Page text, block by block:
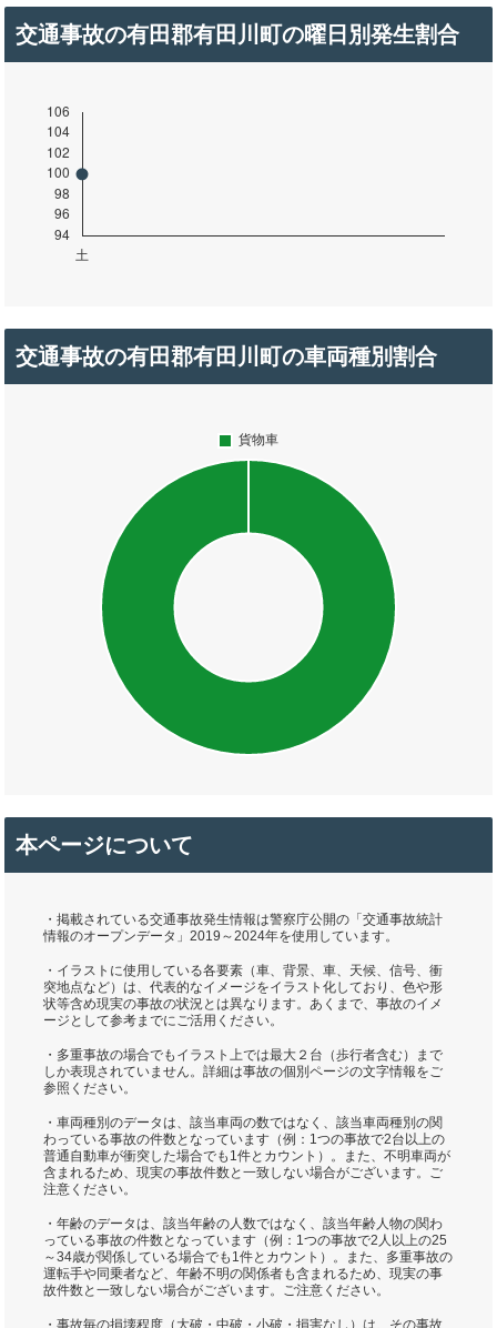
交通事故の有田郡有田川町の曜日別発生割合
交通事故の有田郡有田川町の車両種別割合
本ページについて
・掲載されている交通事故発生情報は警察庁公開の「交通事故統計
情報のオープンデータ」2019～2024年を使用しています。
・イラストに使用している各要素（車、背景、車、天候、信号、衝
突地点など）は、代表的なイメージをイラスト化しており、色や形
状等含め現実の事故の状況とは異なります。あくまで、事故のイメ
ージとして参考までにご活用ください。
・多重事故の場合でもイラスト上では最大２台（歩行者含む）まで
しか表現されていません。詳細は事故の個別ページの文字情報をご
参照ください。
・車両種別のデータは、該当車両の数ではなく、該当車両種別の関
わっている事故の件数となっています（例：1つの事故で2台以上の
普通自動車が衝突した場合でも1件とカウント）。また、不明車両が
含まれるため、現実の事故件数と一致しない場合がございます。ご
注意ください。
・年齢のデータは、該当年齢の人数ではなく、該当年齢人物の関わ
っている事故の件数となっています（例：1つの事故で2人以上の25
～34歳が関係している場合でも1件とカウント）。また、多重事故の
運転手や同乗者など、年齢不明の関係者も含まれるため、現実の事
故件数と一致しない場合がございます。ご注意ください。
・事故毎の損壊程度（大破・中破・小破・損害なし）は、その事故